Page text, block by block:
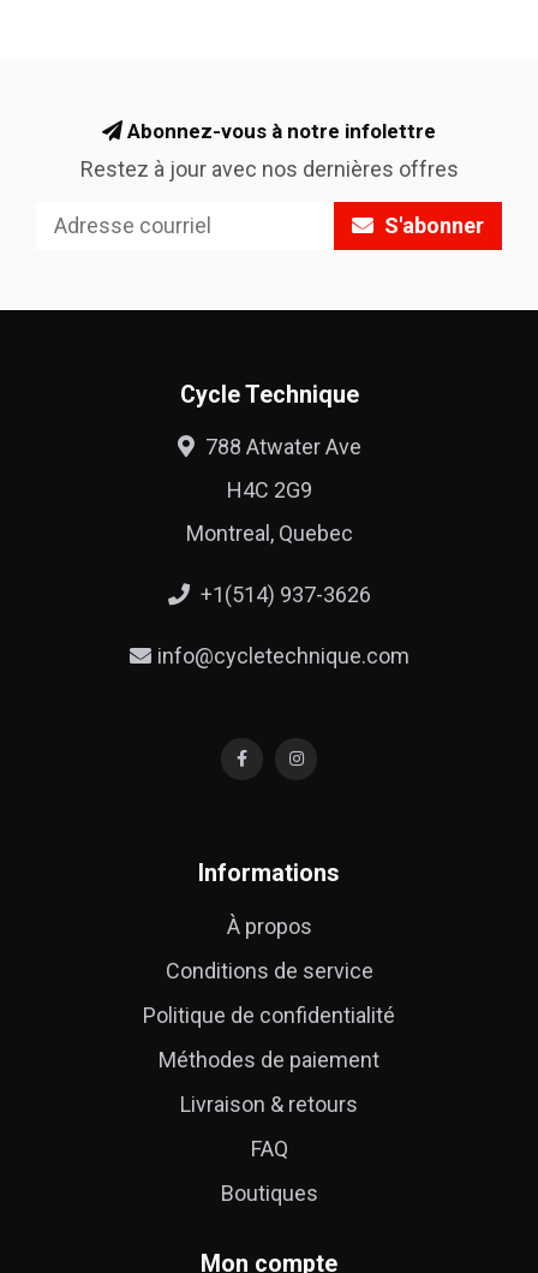
Abonnez-vous à notre infolettre
Restez à jour avec nos dernières offres
S'abonner
Cycle Technique
788 Atwater Ave
H4C 2G9
Montreal, Quebec
+1(514) 937-3626
info@cycletechnique.com
Informations
À propos
Conditions de service
Politique de confidentialité
Méthodes de paiement
Livraison & retours
FAQ
Boutiques
Mon compte